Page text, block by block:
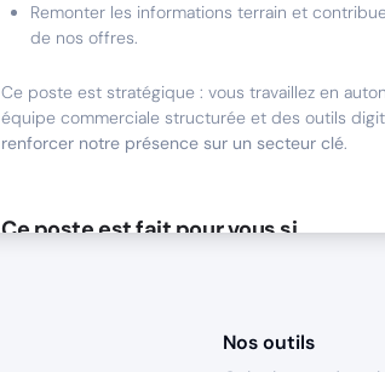
Remonter les informations terrain et
de nos offres.
Ce poste est stratégique : vous travaillez en
équipe commerciale structurée et des outils
renforcer notre présence sur un secteur clé.
Ce poste est fait pour vous si
multi-départements et à interagir avec des
Nos outils